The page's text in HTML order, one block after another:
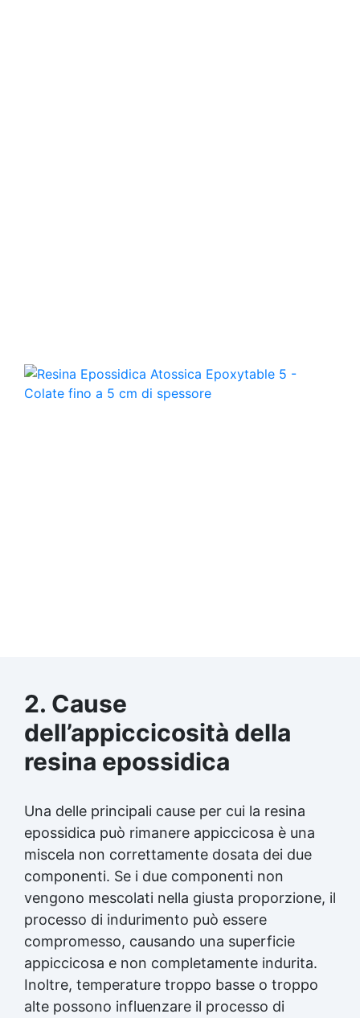
2. Cause
dell’appiccicosità della
resina epossidica
Una delle principali cause per cui la resina
epossidica può rimanere appiccicosa è una
miscela non correttamente dosata dei due
componenti. Se i due componenti non
vengono mescolati nella giusta proporzione, il
processo di indurimento può essere
compromesso, causando una superficie
appiccicosa e non completamente indurita.
Inoltre, temperature troppo basse o troppo
alte possono influenzare il processo di